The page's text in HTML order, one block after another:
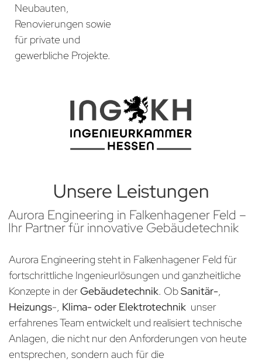
Neubauten,
Renovierungen sowie
für private und
gewerbliche Projekte.
Unsere Leistungen
Aurora Engineering in Falkenhagener Feld –
Ihr Partner für innovative Gebäudetechnik
Aurora Engineering steht in Falkenhagener Feld für
fortschrittliche Ingenieurlösungen und ganzheitliche
Konzepte in derGebäudetechnik. ObSanitär-,
Heizungs-, Klima- oder Elektrotechnik unser
erfahrenes Team entwickelt und realisiert technische
Anlagen, die nicht nur den Anforderungen von heute
entsprechen, sondern auch für die